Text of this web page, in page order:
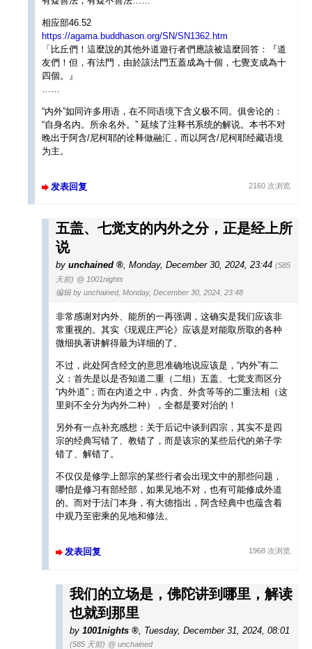
相应部46.52
https://agama.buddhason.org/SN/SN1362.htm
「比丘們！這麼說的其他外道遊行者們應該被這麼回答：『道
友們！但，有法門，由於該法門五蓋成為十個，七覺支成為十
四個。』
“内外”如同许多用语，在不同语境下含义极不同。俱舍论的：
“自身名内。所余名外。” 延续了注释书系统的解说。本书不对
晚出于阿含/尼柯耶的诠释做融汇，而以阿含/尼柯耶经藏语境
为主。
发表回复 2160 次浏览
五盖、七觉支的内外之分，正是经上所
说
by unchained , Monday, December 30, 2024, 23:44 (585
天前) @ 1001nights
编辑 by unchained, Monday, December 30, 2024, 23:48
非常感谢对内外、能所的一再强调，这确实是我们应该非
常重视的。其实《现观庄严论》应该是对能取所取的各种
微细执著讲解得最为详细的了。
不过，此处阿含经文的意思准确地说应该是，“内外”有二
义：首先是以是否知道二重（二组）五盖、七觉支而区分
“内外道”；而在内道之中，内贪、外贪等等的二重法相（这
里则不全分为内外二种），全都是要对治的！
另外有一点补充感想：关于后记中谈到四宗，其实不是四
宗的经典写错了、教错了，而是该宗的某些后代的弟子学
错了、解错了。
不仅仅是修学上部宗的某些行者会出现文中的那些问题，
哪怕是修习有部经部，如果见地不对，也有可能修成外道
的。而对于法门本身，有大德指出，阿含经典中也蕴含着
中观乃至密乘的见地和修法。
发表回复 1968 次浏览
我们的立场是，佛陀讲到哪里，解读
也就到那里
by 1001nights Tuesday, December 31, 2024, 08:01
(585 天前) @ unchained